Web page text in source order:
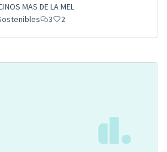
MAS DE LA MEL
3 2